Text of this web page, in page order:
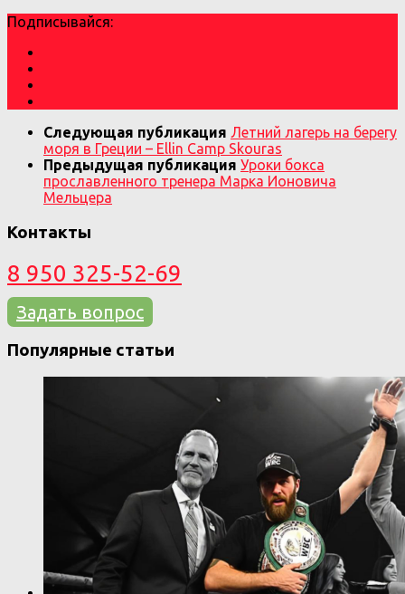
Подписывайся:
Следующая публикация Летний лагерь на берегу
моря в Греции – Ellin Camp Skouras
Предыдущая публикация Уроки бокса
прославленного тренера Марка Ионовича
Мельцера
Контакты
8 950 325-52-69
Задать вопрос
Популярные статьи